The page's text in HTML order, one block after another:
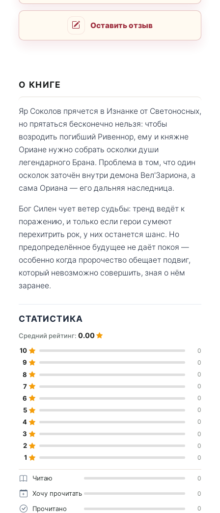
Оставить отзыв
О КНИГЕ
Яр Соколов прячется в Изнанке от Светоносных,
но прятаться бесконечно нельзя: чтобы
возродить погибший Ривеннор, ему и княжне
Ориане нужно собрать осколки души
легендарного Брана. Проблема в том, что один
осколок заточён внутри демона Вел'Зариона, а
сама Ориана — его дальняя наследница.
Бог Силен чует ветер судьбы: тренд ведёт к
поражению, и только если герои сумеют
перехитрить рок, у них останется шанс. Но
предопределённое будущее не даёт покоя —
особенно когда пророчество обещает подвиг,
который невозможно совершить, зная о нём
заранее.
СТАТИСТИКА
Средний рейтинг: 0.00
10 0
9 0
8 0
7 0
6 0
5 0
4 0
3 0
2 0
1 0
Читаю 0
Хочу прочитать 0
Прочитано 0